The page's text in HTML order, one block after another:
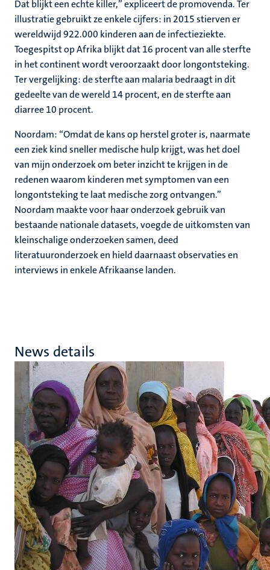
Dat blijkt een echte killer,” expliceert de promovenda. Ter
illustratie gebruikt ze enkele cijfers: in 2015 stierven er
wereldwijd 922.000 kinderen aan de infectieziekte.
Toegespitst op Afrika blijkt dat 16 procent van alle sterfte
in het continent wordt veroorzaakt door longontsteking.
Ter vergelijking: de sterfte aan malaria bedraagt in dit
gedeelte van de wereld 14 procent, en de sterfte aan
diarree 10 procent.
Noordam: “Omdat de kans op herstel groter is, naarmate
een ziek kind sneller medische hulp krijgt, was het doel
van mijn onderzoek om beter inzicht te krijgen in de
redenen waarom kinderen met symptomen van een
longontsteking te laat medische zorg ontvangen.”
Noordam maakte voor haar onderzoek gebruik van
bestaande nationale datasets, voegde de uitkomsten van
kleinschalige onderzoeken samen, deed
literatuuronderzoek en hield daarnaast observaties en
interviews in enkele Afrikaanse landen.
News details